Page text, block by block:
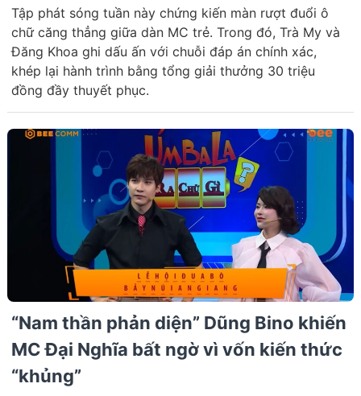
Tập phát sóng tuần này chứng kiến màn rượt đuổi ô
chữ căng thẳng giữa dàn MC trẻ. Trong đó, Trà My và
Đăng Khoa ghi dấu ấn với chuỗi đáp án chính xác,
khép lại hành trình bằng tổng giải thưởng 30 triệu
đồng đầy thuyết phục.
“Nam thần phản diện” Dũng Bino khiến
MC Đại Nghĩa bất ngờ vì vốn kiến thức
“khủng”